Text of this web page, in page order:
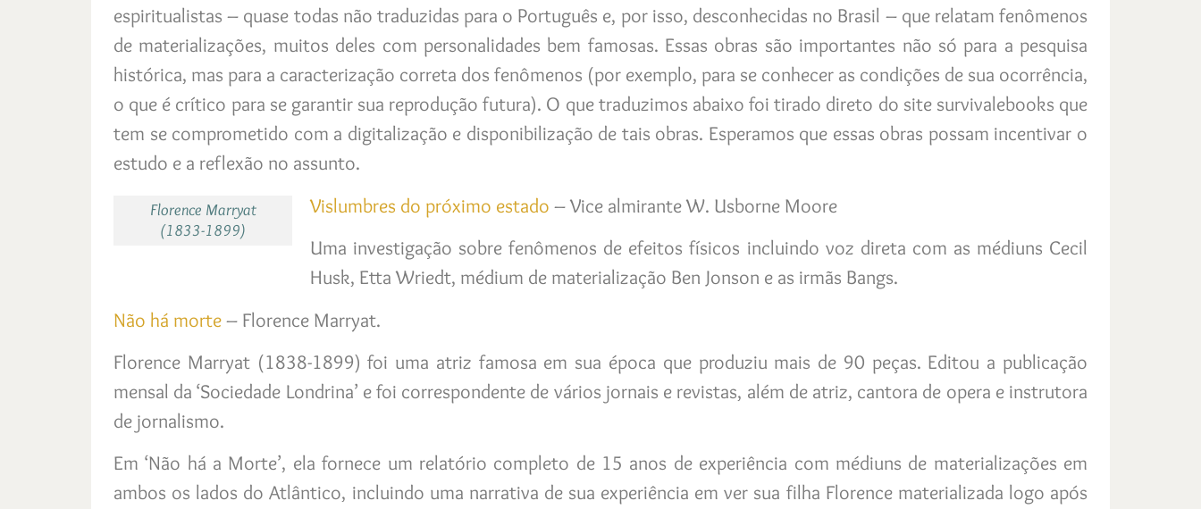
espiritualistas – quase todas não traduzidas para o Português e, por isso, desconhecidas no Brasil – que relatam fenômenos
de materializações, muitos deles com personalidades bem famosas. Essas obras são importantes não só para a pesquisa
histórica, mas para a caracterização correta dos fenômenos (por exemplo, para se conhecer as condições de sua ocorrência,
o que é crítico para se garantir sua reprodução futura). O que traduzimos abaixo foi tirado direto do site survivalebooks que
tem se comprometido com a digitalização e disponibilização de tais obras. Esperamos que essas obras possam incentivar o
estudo e a reflexão no assunto.
Florence Marryat
(1833-1899)
Vislumbres do próximo estado – Vice almirante W. Usborne Moore
Uma investigação sobre fenômenos de efeitos físicos incluindo voz direta com as médiuns Cecil
Husk, Etta Wriedt, médium de materialização Ben Jonson e as irmãs Bangs.
Não há morte– Florence Marryat.
Florence Marryat (1838-1899) foi uma atriz famosa em sua época que produziu mais de 90 peças. Editou a publicação
mensal da ‘Sociedade Londrina’ e foi correspondente de vários jornais e revistas, além de atriz, cantora de opera e instrutora
de jornalismo.
Em ‘Não há a Morte’, ela fornece um relatório completo de 15 anos de experiência com médiuns de materializações em
ambos os lados do Atlântico, incluindo uma narrativa de sua experiência em ver sua filha Florence materializada logo após